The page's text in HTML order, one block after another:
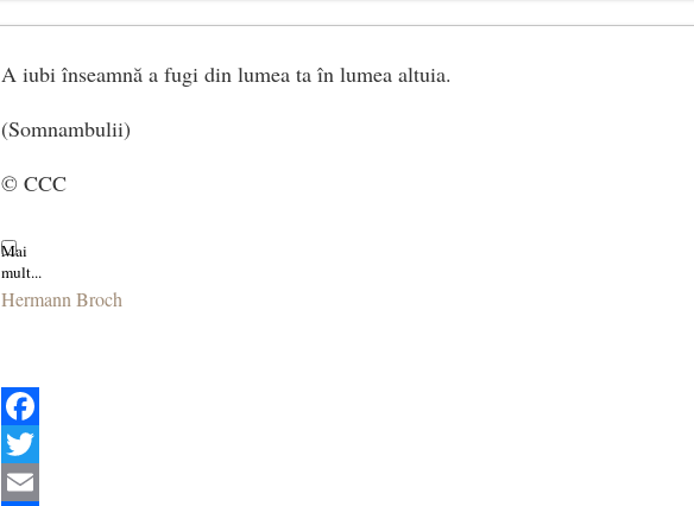
A iubi înseamnă a fugi din lumea ta în lumea altuia.
(Somnambulii)
© CCC
Hermann Broch
Facebook
Twitter